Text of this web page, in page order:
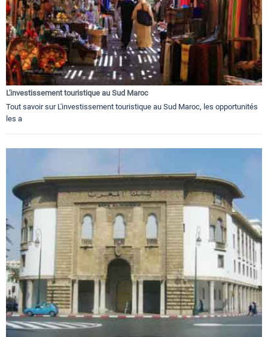
L'investissement touristique au Sud Maroc
Tout savoir sur L'investissement touristique au Sud Maroc, les opportunités
les a